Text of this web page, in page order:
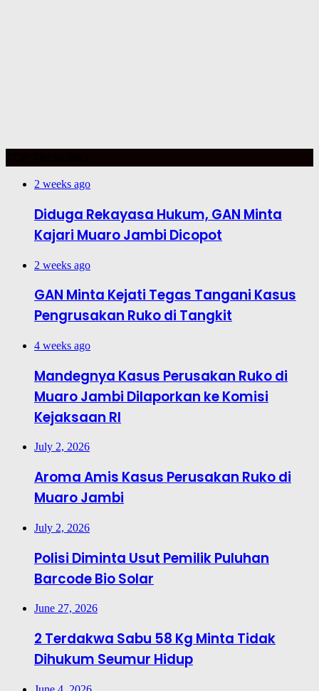
2 weeks ago
Diduga Rekayasa Hukum, GAN Minta
Kajari Muaro Jambi Dicopot
2 weeks ago
GAN Minta Kejati Tegas Tangani Kasus
Pengrusakan Ruko di Tangkit
4 weeks ago
Mandegnya Kasus Perusakan Ruko di
Muaro Jambi Dilaporkan ke Komisi
Kejaksaan RI
July 2, 2026
Aroma Amis Kasus Perusakan Ruko di
Muaro Jambi
July 2, 2026
Polisi Diminta Usut Pemilik Puluhan
Barcode Bio Solar
June 27, 2026
2 Terdakwa Sabu 58 Kg Minta Tidak
Dihukum Seumur Hidup